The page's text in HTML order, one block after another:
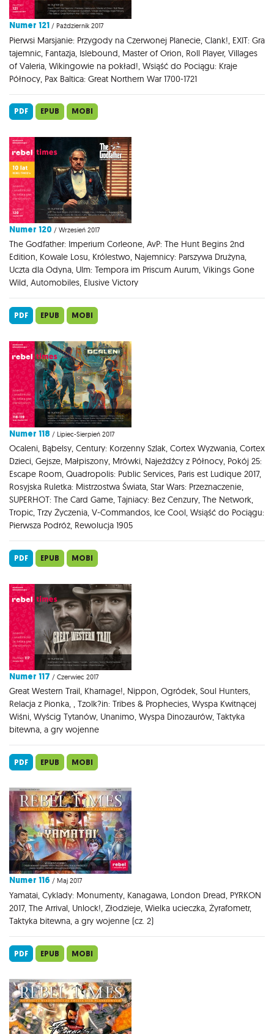
Numer 121 / Październik 2017
Pierwsi Marsjanie: Przygody na Czerwonej Planecie, Clank!, EXIT: Gra
tajemnic, Fantazja, Islebound, Master of Orion, Roll Player, Villages
of Valeria, Wikingowie na pokład!, Wsiąść do Pociągu: Kraje
Północy, Pax Baltica: Great Northern War 1700-1721
PDF EPUB MOBI
Numer 120 / Wrzesień 2017
The Godfather: Imperium Corleone, AvP: The Hunt Begins 2nd
Edition, Kowale Losu, Królestwo, Najemnicy: Parszywa Drużyna,
Uczta dla Odyna, Ulm: Tempora im Priscum Aurum, Vikings Gone
Wild, Automobiles, Elusive Victory
PDF EPUB MOBI
Numer 118 / Lipiec-Sierpień 2017
Ocaleni, Bąbelsy, Century: Korzenny Szlak, Cortex Wyzwania, Cortex
Dzieci, Gejsze, Małpiszony, Mrówki, Najeźdźcy z Północy, Pokój 25:
Escape Room, Quadropolis: Public Services, Paris est Ludique 2017,
Rosyjska Ruletka: Mistrzostwa Świata, Star Wars: Przeznaczenie,
SUPERHOT: The Card Game, Tajniacy: Bez Cenzury, The Network,
Tropic, Trzy Życzenia, V-Commandos, Ice Cool, Wsiąść do Pociągu:
Pierwsza Podróż, Rewolucja 1905
PDF EPUB MOBI
Numer 117 / Czerwiec 2017
Great Western Trail, Kharnage!, Nippon, Ogródek, Soul Hunters,
Relacja z Pionka, , Tzolk?in: Tribes & Prophecies, Wyspa Kwitnącej
Wiśni, Wyścig Tytanów, Unanimo, Wyspa Dinozaurów, Taktyka
bitewna, a gry wojenne
PDF EPUB MOBI
Numer 116 / Maj 2017
Yamatai, Cyklady: Monumenty, Kanagawa, London Dread, PYRKON
2017, The Arrival, Unlock!, Złodzieje, Wielka ucieczka, Żyrafometr,
Taktyka bitewna, a gry wojenne (cz. 2)
PDF EPUB MOBI